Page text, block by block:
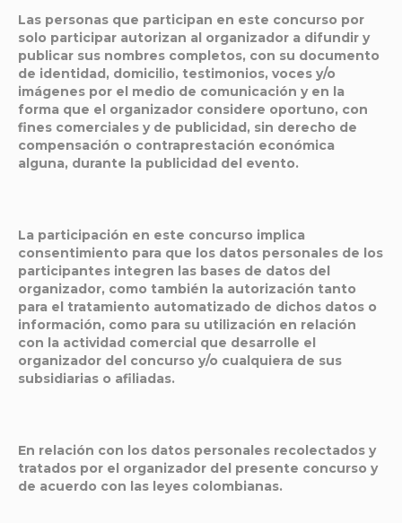
Las personas que participan en este concurso por
solo participar autorizan al organizador a difundir y
publicar sus nombres completos, con su documento
de identidad, domicilio, testimonios, voces y/o
imágenes por el medio de comunicación y en la
forma que el organizador considere oportuno, con
fines comerciales y de publicidad, sin derecho de
compensación o contraprestación económica
alguna, durante la publicidad del evento.
La participación en este concurso implica
consentimiento para que los datos personales de los
participantes integren las bases de datos del
organizador, como también la autorización tanto
para el tratamiento automatizado de dichos datos o
información, como para su utilización en relación
con la actividad comercial que desarrolle el
organizador del concurso y/o cualquiera de sus
subsidiarias o afiliadas.
En relación con los datos personales recolectados y
tratados por el organizador del presente concurso y
de acuerdo con las leyes colombianas.